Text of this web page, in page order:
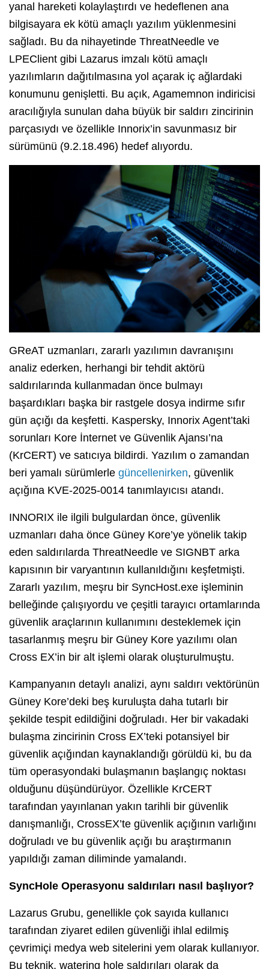
yanal hareketi kolaylaştırdı ve hedeflenen ana
bilgisayara ek kötü amaçlı yazılım yüklenmesini
sağladı. Bu da nihayetinde ThreatNeedle ve
LPEClient gibi Lazarus imzalı kötü amaçlı
yazılımların dağıtılmasına yol açarak iç ağlardaki
konumunu genişletti. Bu açık, Agamemnon indiricisi
aracılığıyla sunulan daha büyük bir saldırı zincirinin
parçasıydı ve özellikle Innorix’in savunmasız bir
sürümünü (9.2.18.496) hedef alıyordu.
GReAT uzmanları, zararlı yazılımın davranışını
analiz ederken, herhangi bir tehdit aktörü
saldırılarında kullanmadan önce bulmayı
başardıkları başka bir rastgele dosya indirme sıfır
gün açığı da keşfetti. Kaspersky, Innorix Agent’taki
sorunları Kore İnternet ve Güvenlik Ajansı’na
(KrCERT) ve satıcıya bildirdi. Yazılım o zamandan
beri yamalı sürümlerle güncellenirken, güvenlik
açığına KVE-2025-0014 tanımlayıcısı atandı.
INNORIX ile ilgili bulgulardan önce, güvenlik
uzmanları daha önce Güney Kore’ye yönelik takip
eden saldırılarda ThreatNeedle ve SIGNBT arka
kapısının bir varyantının kullanıldığını keşfetmişti.
Zararlı yazılım, meşru bir SyncHost.exe işleminin
belleğinde çalışıyordu ve çeşitli tarayıcı ortamlarında
güvenlik araçlarının kullanımını desteklemek için
tasarlanmış meşru bir Güney Kore yazılımı olan
Cross EX’in bir alt işlemi olarak oluşturulmuştu.
Kampanyanın detaylı analizi, aynı saldırı vektörünün
Güney Kore’deki beş kuruluşta daha tutarlı bir
şekilde tespit edildiğini doğruladı. Her bir vakadaki
bulaşma zincirinin Cross EX’teki potansiyel bir
güvenlik açığından kaynaklandığı görüldü ki, bu da
tüm operasyondaki bulaşmanın başlangıç noktası
olduğunu düşündürüyor. Özellikle KrCERT
tarafından yayınlanan yakın tarihli bir güvenlik
danışmanlığı, CrossEX’te güvenlik açığının varlığını
doğruladı ve bu güvenlik açığı bu araştırmanın
yapıldığı zaman diliminde yamalandı.
SyncHole Operasyonu saldırıları nasıl başlıyor?
Lazarus Grubu, genellikle çok sayıda kullanıcı
tarafından ziyaret edilen güvenliği ihlal edilmiş
çevrimiçi medya web sitelerini yem olarak kullanıyor.
Bu teknik, watering hole saldırıları olarak da